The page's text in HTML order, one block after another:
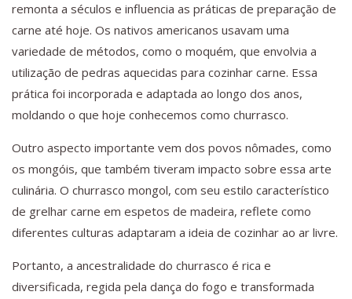
remonta a séculos e influencia as práticas de preparação de
carne até hoje. Os nativos americanos usavam uma
variedade de métodos, como o moquém, que envolvia a
utilização de pedras aquecidas para cozinhar carne. Essa
prática foi incorporada e adaptada ao longo dos anos,
moldando o que hoje conhecemos como churrasco.
Outro aspecto importante vem dos povos nômades, como
os mongóis, que também tiveram impacto sobre essa arte
culinária. O churrasco mongol, com seu estilo característico
de grelhar carne em espetos de madeira, reflete como
diferentes culturas adaptaram a ideia de cozinhar ao ar livre.
Portanto, a ancestralidade do churrasco é rica e
diversificada, regida pela dança do fogo e transformada